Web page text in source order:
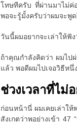
โทษทีครับ ที่ผ่านมาไม่ค่
พอจะรู้มั้งครับว่าผมจะพูด
วันนี้ผมอยากจะเล่าให้ฟัง
ถ้าคุณกำลังคิดว่า ผมไป
แล้ว พอดีผมไปเจอวิธีห
ช่วงเวลาที่ไม่
ก่อนหน้านี่ ผมเคยเล่าให้
สังเกตว่าพอย่างเข้า